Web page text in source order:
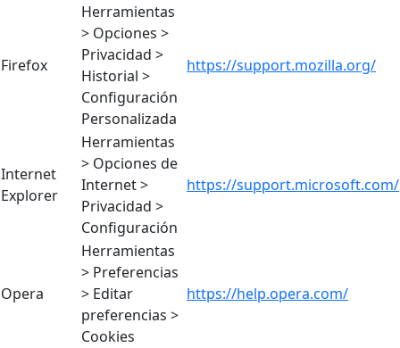
Firefox
Herramientas
> Opciones >
Privacidad >
Historial >
Configuración
Personalizada
https://support.mozilla.org/
Internet
Explorer
Herramientas
> Opciones de
Internet >
Privacidad >
Configuración
https://support.microsoft.com/
Opera
Herramientas
> Preferencias
> Editar
preferencias >
Cookies
https://help.opera.com/